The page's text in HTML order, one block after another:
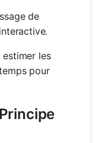
de
les
pour